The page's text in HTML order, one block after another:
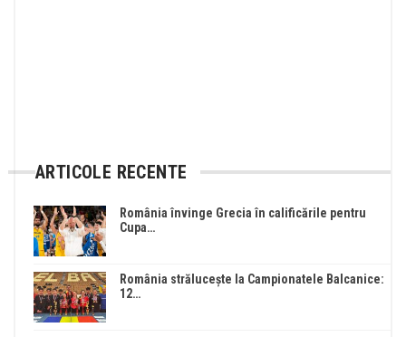
ARTICOLE RECENTE
România învinge Grecia în calificările pentru
Cupa…
România strălucește la Campionatele Balcanice:
12…